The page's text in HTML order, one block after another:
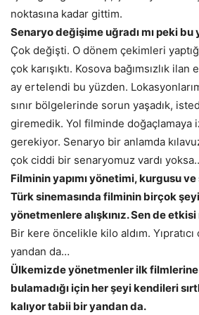
noktasına kadar gittim.
Senaryo değişime uğradı mı peki bu
Çok değişti. O dönem çekimleri
çok karışıktı. Kosova bağımsızlık
ay ertelendi bu yüzden.
sınır bölgelerinde sorun yaşadık,
giremedik. Yol filminde doğaçlamaya
gerekiyor. Senaryo bir anlamda
çok ciddi bir senaryomuz vardı
Filminin yapımı yönetimi, kurgusu
Türk sinemasında filminin birçok
yönetmenlere alışkınız. Sen de etkisi
Bir kere öncelikle kilo aldım.
yandan da…
Ülkemizde yönetmenler ilk filmlerine
bulamadığı için her şeyi kendileri
kalıyor tabii bir yandan da.